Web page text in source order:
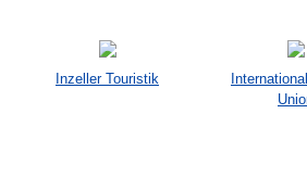
Inzeller Touristik